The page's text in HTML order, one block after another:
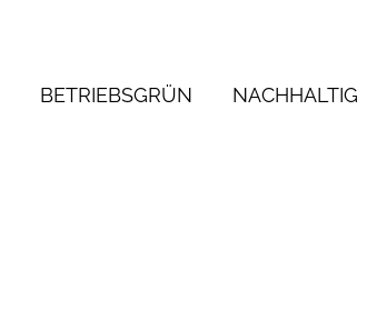
BETRIEBSGRÜN NACHHALTIG